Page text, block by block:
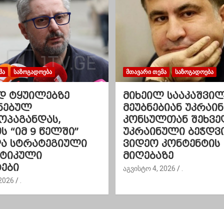
ᲡᲐᲖᲝᲒᲐᲓᲝᲔᲑᲐ
ტყუილებზე
“იმ 9 წელში”
სტრატეგიული
ᲛᲗᲐᲕᲐᲠᲘ ᲗᲔᲛᲐ ᲡᲐᲖᲝᲒᲐᲓᲝᲔᲑᲐ
მიხეილ
მეუბნებიან
კონსულთან
უკრაინული
ვიდეო კონტენტის
მიღებაზე
აგვისტო 4, 2026